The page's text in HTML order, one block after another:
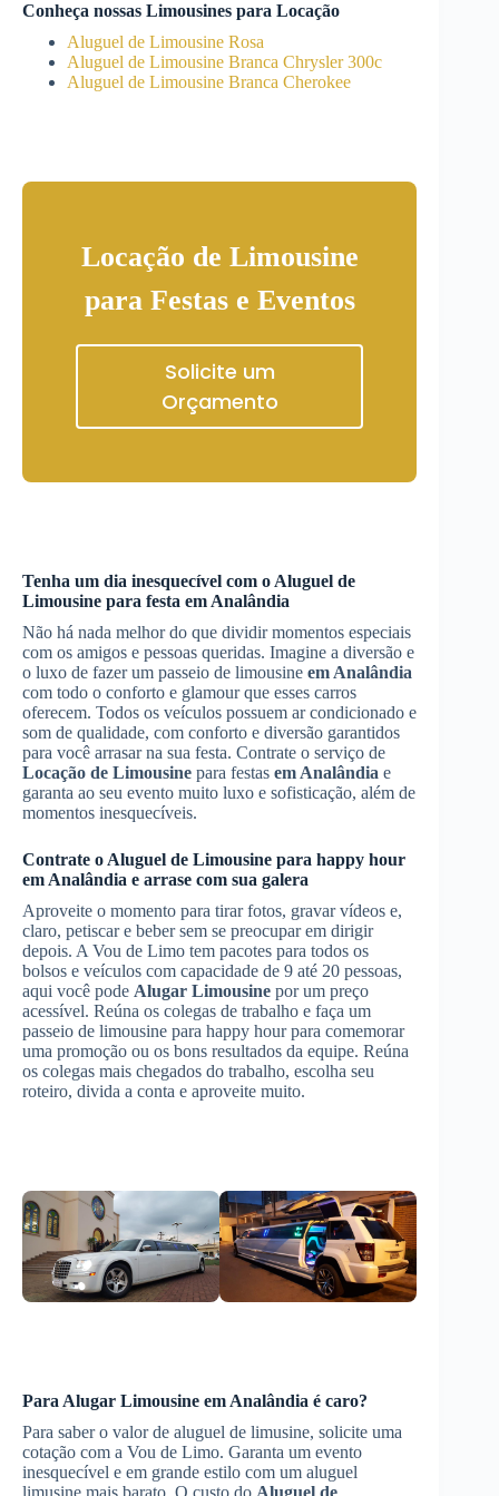
Conheça nossas Limousines para Locação
Aluguel de Limousine Rosa
Aluguel de Limousine Branca Chrysler 300c
Aluguel de Limousine Branca Cherokee
Locação de Limousine
para Festas e Eventos
Solicite um
Orçamento
Tenha um dia inesquecível com o Aluguel de
Limousine para festa em Analândia
Não há nada melhor do que dividir momentos especiais
com os amigos e pessoas queridas. Imagine a diversão e
o luxo de fazer um passeio de limousine em Analândia
com todo o conforto e glamour que esses carros
oferecem. Todos os veículos possuem ar condicionado e
som de qualidade, com conforto e diversão garantidos
para você arrasar na sua festa. Contrate o serviço de
Locação de Limousine para festas em Analândia e
garanta ao seu evento muito luxo e sofisticação, além de
momentos inesquecíveis.
Contrate o Aluguel de Limousine para happy hour
em Analândia e arrase com sua galera
Aproveite o momento para tirar fotos, gravar vídeos e,
claro, petiscar e beber sem se preocupar em dirigir
depois. A Vou de Limo tem pacotes para todos os
bolsos e veículos com capacidade de 9 até 20 pessoas,
aqui você pode Alugar Limousine por um preço
acessível. Reúna os colegas de trabalho e faça um
passeio de limousine para happy hour para comemorar
uma promoção ou os bons resultados da equipe. Reúna
os colegas mais chegados do trabalho, escolha seu
roteiro, divida a conta e aproveite muito.
Para Alugar Limousine em Analândia é caro?
Para saber o valor de aluguel de limusine, solicite uma
cotação com a Vou de Limo. Garanta um evento
inesquecível e em grande estilo com um aluguel
limusine mais barato. O custo do Aluguel de